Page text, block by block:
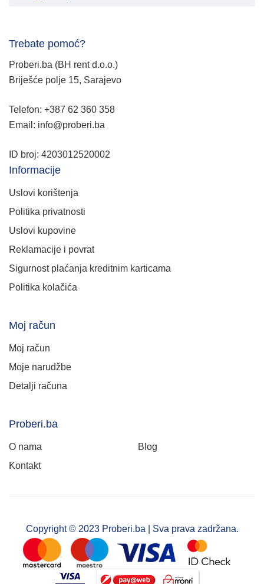
Trebate pomoć?
Proberi.ba (BH rent d.o.o.)
Briješće polje 15, Sarajevo
Telefon: +387 62 360 358
Email: info@proberi.ba
ID broj: 4203012520002
Informacije
Uslovi korištenja
Politika privatnosti
Uslovi kupovine
Reklamacije i povrat
Sigurnost plaćanja kreditnim karticama
Politika kolačića
Moj račun
Moj račun
Moje narudžbe
Detalji računa
Proberi.ba
O nama
Blog
Kontakt
Copyright © 2023 Proberi.ba | Sva prava zadržana.